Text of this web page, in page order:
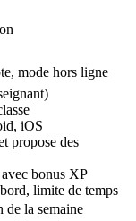
mode hors ligne
iOS
propose des
bonus XP
limite de temps
de la semaine